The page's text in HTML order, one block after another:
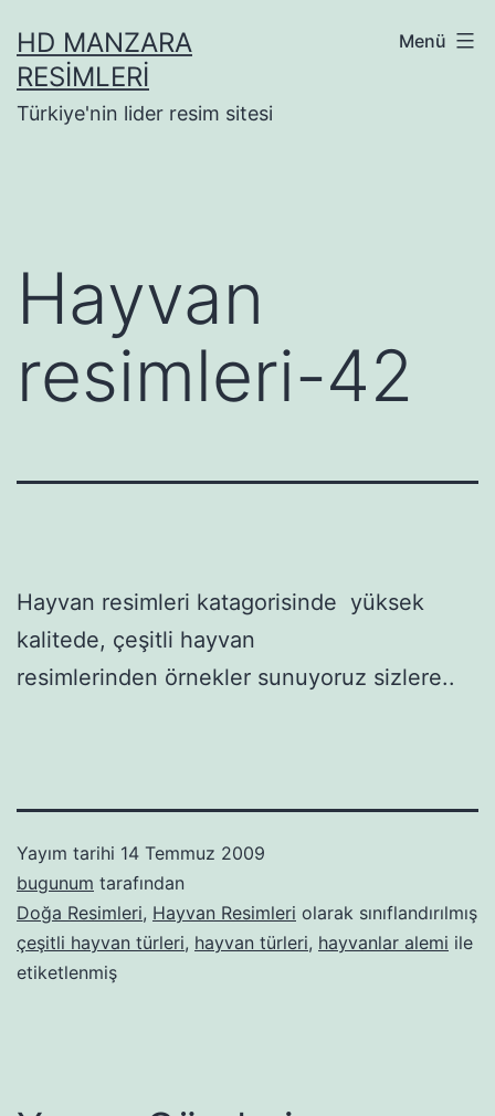
geçHD MANZARA
RESIMLERI
Türkiye'nin lider resim sitesi
Menü
Hayvan
resimleri-42
Hayvan resimleri katagorisinde yüksek
kalitede, çeşitli hayvan
resimlerinden örnekler sunuyoruz sizlere..
Yayım tarihi 14 Temmuz 2009
bugunum tarafından
Doğa Resimleri, Hayvan Resimleri olarak sınıflandırılmış
çeşitli hayvan türleri, hayvan türleri, hayvanlar alemi ile
etiketlenmiş